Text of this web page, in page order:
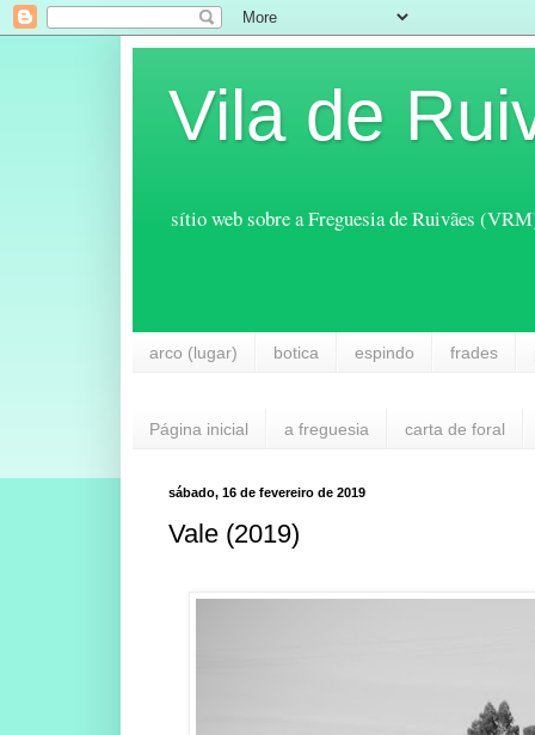
Vila de
sítio web sobre a Freguesia de Ruivães
arco (lugar) botica espindo frades
Página inicial a freguesia carta de foral
sábado, 16 de fevereiro de 2019
Vale (2019)